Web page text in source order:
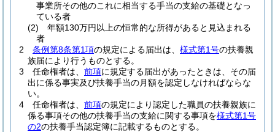
事業所その他のこれに相当する手当の支給の基礎となっ
ている者
(2)
年額130万円以上の恒常的な所得があると見込まれる
者
2
条例第8条第1項の規定による届出は、 様式第1号の扶養親
族届により行うものとする。
3
任命権者は、 前項に規定する届出があったときは、その届
出に係る事実及び扶養手当の月額を認定しなければならな
い。
4
任命権者は、 前項の規定により認定した職員の扶養親族に
係る事項その他の扶養手当の支給に関する事項を様式第1号
の2の扶養手当認定簿に記載するものとする。